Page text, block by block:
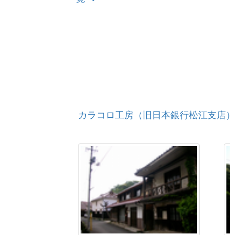
カラコロ工房（旧日本銀行松江支店